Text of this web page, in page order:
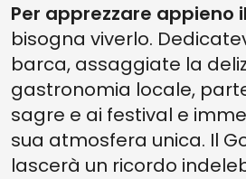
Per apprezzare appieno
bisogna viverlo.
barca, assaggiate la
gastronomia locale,
sagre e ai festival e
sua atmosfera unica. Il
lascerà un ricordo